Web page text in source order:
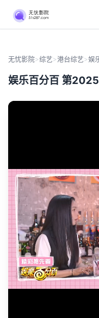
无忧影院>综艺>港台综艺>娱
娱乐百分百 第